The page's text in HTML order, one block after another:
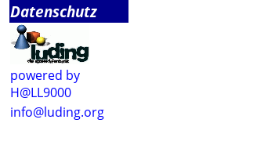
Datenschutz
powered by
H@LL9000
info@luding.org